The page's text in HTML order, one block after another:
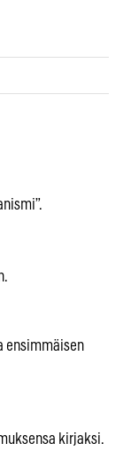
ensimmäisen
kirjaksi.